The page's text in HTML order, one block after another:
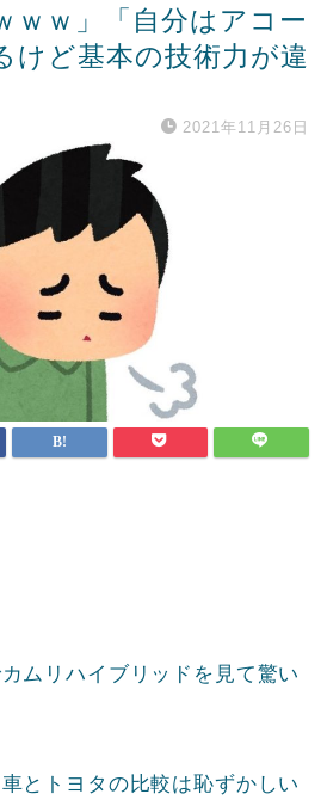
ｗｗ」「自分はアコー
けど基本の技術力が違
2021年11月26日
ムリハイブリッドを見て驚い
とトヨタの比較は恥ずかしい